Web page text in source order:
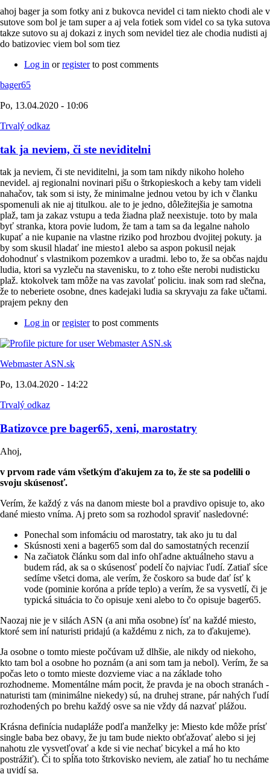
ahoj bager ja som fotky ani z bukovca nevidel ci tam niekto chodi ale v
sutove som bol je tam super a aj vela fotiek som videl co sa tyka sutova
takze sutovo su aj dokazi z inych som nevidel tiez ale chodia nudisti aj
do batizoviec viem bol som tiez
Log in orregisterto post comments
bager65
Po, 13.04.2020 - 10:06
Trvalý odkaz
tak ja neviem, či ste neviditelni
tak ja neviem, či ste neviditelni, ja som tam nikdy nikoho holeho
nevidel. aj regionalni novinari pišu o štrkopieskoch a keby tam videli
nahačov, tak som si isty, že minimalne jednou vetou by ich v članku
spomenuli ak nie aj titulkou. ale to je jedno, dôležitejšia je samotna
plaž, tam ja zakaz vstupu a teda žiadna plaž neexistuje. toto by mala
byť stranka, ktora povie ludom, že tam a tam sa da legalne naholo
kupať a nie kupanie na vlastne riziko pod hrozbou dvojitej pokuty. ja
by som skusil hladať ine miesto1 alebo sa aspon pokusil nejak
dohodnuť s vlastnikom pozemkov a uradmi. lebo to, že sa občas najdu
ludia, ktori sa vyzleču na stavenisku, to z toho ešte nerobi nudisticku
plaž. ktokolvek tam môže na vas zavolať policiu. inak som rad slečna,
že to neberiete osobne, dnes kadejaki ludia sa skryvaju za fake učtami.
prajem pekny den
Log in orregisterto post comments
Webmaster ASN.sk
Po, 13.04.2020 - 14:22
Trvalý odkaz
Batizovce pre bager65, xeni, marostatry
Ahoj,
v prvom rade vám všetkým ďakujem za to, že ste sa podelili o
svoju skúsenosť.
Verím, že každý z vás na danom mieste bol a pravdivo opisuje to, ako
dané miesto vníma. Aj preto som sa rozhodol spraviť nasledovné:
Ponechal som infomáciu od marostatry, tak ako ju tu dal
Skúsnosti xeni a bager65 som dal do samostatných recenzií
Na začiatok článku som dal info ohľadne aktuálneho stavu a
budem rád, ak sa o skúsenosť podelí čo najviac ľudí. Zatiaľ síce
sedíme všetci doma, ale verím, že čoskoro sa bude dať ísť k
vode (pominie koróna a príde teplo) a verím, že sa vysvetlí, či je
typická situácia to čo opisuje xeni alebo to čo opisuje bager65.
Naozaj nie je v silách ASN (a ani mňa osobne) ísť na každé miesto,
ktoré sem iní naturisti pridajú (a každému z nich, za to ďakujeme).
Ja osobne o tomto mieste počúvam už dlhšie, ale nikdy od niekoho,
kto tam bol a osobne ho poznám (a ani som tam ja nebol). Verím, že sa
počas leto o tomto mieste dozvieme viac a na základe toho
rozhodneme. Momentálne mám pocit, že pravda je na oboch stranách -
naturisti tam (minimálne niekedy) sú, na druhej strane, pár nahých ľudí
rozhodených po brehu každý osve sa nie vždy dá nazvať plážou.
Krásna definícia nudapláže podľa manželky je: Miesto kde môže prísť
single baba bez obavy, že ju tam bude niekto obťažovať alebo si jej
nahotu zle vysvetľovať a kde si vie nechať bicykel a má ho kto
postrážiť). Či to spĺňa toto štrkovisko neviem, ale zatiaľ ho tu necháme
a uvidí sa.